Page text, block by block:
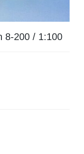
8-200 / 1:100